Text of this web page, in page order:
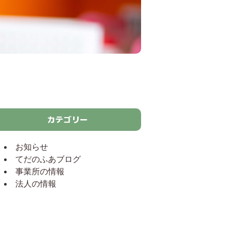
カテゴリー
お知らせ
てだのふあブログ
事業所の情報
法人の情報